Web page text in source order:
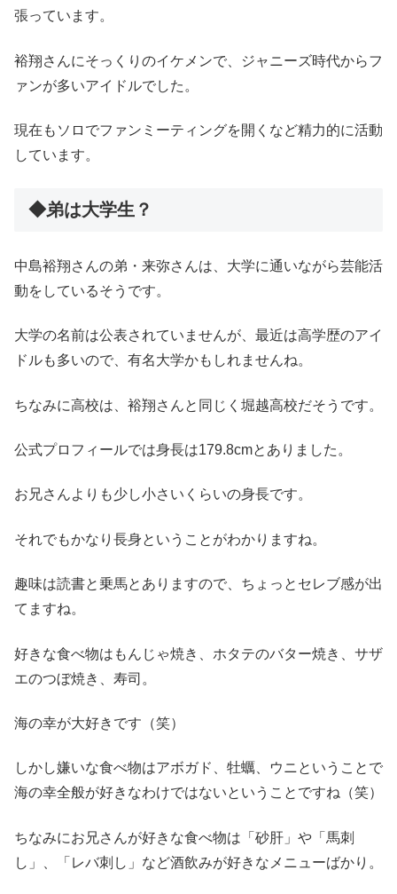
張っています。
裕翔さんにそっくりのイケメンで、ジャニーズ時代からフ
ァンが多いアイドルでした。
現在もソロでファンミーティングを開くなど精力的に活動
しています。
◆弟は大学生？
中島裕翔さんの弟・来弥さんは、大学に通いながら芸能活
動をしているそうです。
大学の名前は公表されていませんが、最近は高学歴のアイ
ドルも多いので、有名大学かもしれませんね。
ちなみに高校は、裕翔さんと同じく堀越高校だそうです。
公式プロフィールでは身長は179.8cmとありました。
お兄さんよりも少し小さいくらいの身長です。
それでもかなり長身ということがわかりますね。
趣味は読書と乗馬とありますので、ちょっとセレブ感が出
てますね。
好きな食べ物はもんじゃ焼き、ホタテのバター焼き、サザ
エのつぼ焼き、寿司。
海の幸が大好きです（笑）
しかし嫌いな食べ物はアボガド、牡蠣、ウニということで
海の幸全般が好きなわけではないということですね（笑）
ちなみにお兄さんが好きな食べ物は「砂肝」や「馬刺
し」、「レバ刺し」など酒飲みが好きなメニューばかり。